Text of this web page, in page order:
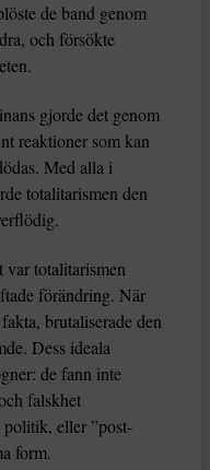
de band genom
och försökte
gjorde det genom
reaktioner som kan
Med alla i
totalitarismen den
var totalitarismen
förändring. När
brutaliserade den
Dess ideala
de fann inte
falskhet
eller ”post-
form.